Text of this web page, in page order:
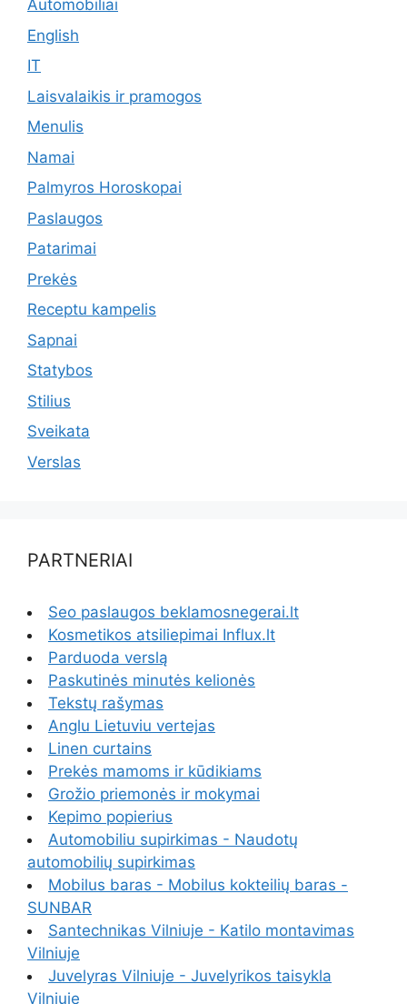
Automobiliai
English
IT
Laisvalaikis ir pramogos
Menulis
Namai
Palmyros Horoskopai
Paslaugos
Patarimai
Prekės
Receptu kampelis
Sapnai
Statybos
Stilius
Sveikata
Verslas
PARTNERIAI
Seo paslaugos beklamosnegerai.lt
Kosmetikos atsiliepimai Influx.lt
Parduoda verslą
Paskutinės minutės kelionės
Tekstų rašymas
Anglu Lietuviu vertejas
Linen curtains
Prekės mamoms ir kūdikiams
Grožio priemonės ir mokymai
Kepimo popierius
Automobiliu supirkimas - Naudotų
automobilių supirkimas
Mobilus baras - Mobilus kokteilių baras -
SUNBAR
Santechnikas Vilniuje - Katilo montavimas
Vilniuje
Juvelyras Vilniuje - Juvelyrikos taisykla
Vilniuje